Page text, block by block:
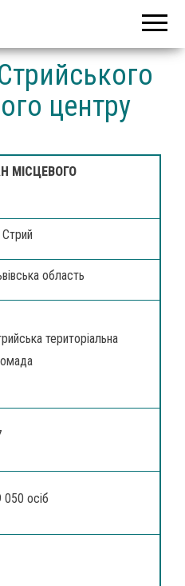
центру
МІСЦЕВОГО
область
територіальна
050 осіб